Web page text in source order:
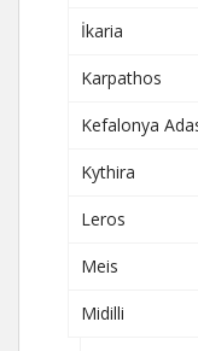
İkaria
Karpathos
Kefalonya
Kythira
Leros
Meis
Midilli